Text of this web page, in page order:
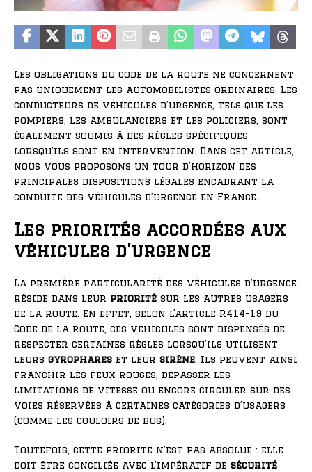
Les obligations du code de la route ne concernent
pas uniquement les automobilistes ordinaires. Les
conducteurs de véhicules d’urgence, tels que les
pompiers, les ambulanciers et les policiers, sont
également soumis à des règles spécifiques
lorsqu’ils sont en intervention. Dans cet article,
nous vous proposons un tour d’horizon des
principales dispositions légales encadrant la
conduite des véhicules d’urgence en France.
Les priorités accordées aux
véhicules d’urgence
La première particularité des véhicules d’urgence
réside dans leur priorité sur les autres usagers
de la route. En effet, selon l’article R414-19 du
Code de la route, ces véhicules sont dispensés de
respecter certaines règles lorsqu’ils utilisent
leurs gyrophares et leur sirène. Ils peuvent ainsi
franchir les feux rouges, dépasser les
limitations de vitesse ou encore circuler sur des
voies réservées à certaines catégories d’usagers
(comme les couloirs de bus).
Toutefois, cette priorité n’est pas absolue : elle
doit être conciliée avec l’impératif de sécurité